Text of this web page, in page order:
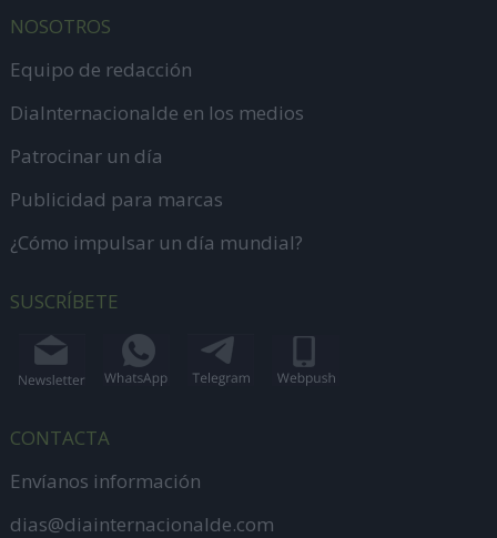
NOSOTROS
Equipo de redacción
DiaInternacionalde en los medios
Patrocinar un día
Publicidad para marcas
¿Cómo impulsar un día mundial?
SUSCRÍBETE
CONTACTA
Envíanos información
dias@diainternacionalde.com